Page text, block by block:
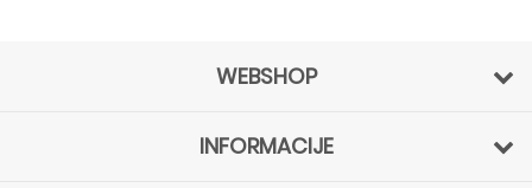
WEBSHOP
INFORMACIJE